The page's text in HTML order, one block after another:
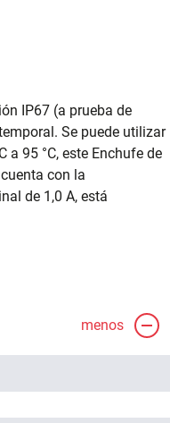
IP67 (a prueba de
Se puede utilizar
a 95 °C, este Enchufe de
con la
de 1,0 A, está
menos